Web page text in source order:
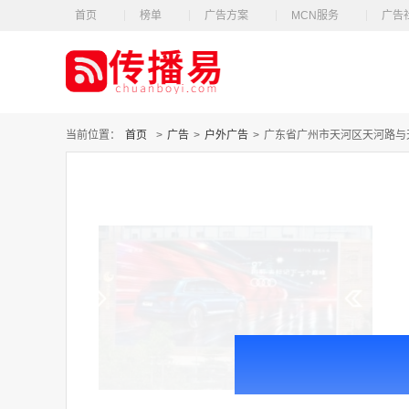
首页 榜单 广告方案 MCN服务 广告
当前位置： 首页 > 广告 > 户外广告 > 广东省广州市天河区天河路